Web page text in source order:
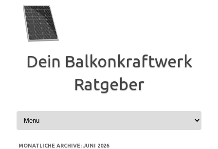
Inhalt
springen
Dein Balkonkraftwerk
Ratgeber
MONATLICHE ARCHIVE: JUNI 2026